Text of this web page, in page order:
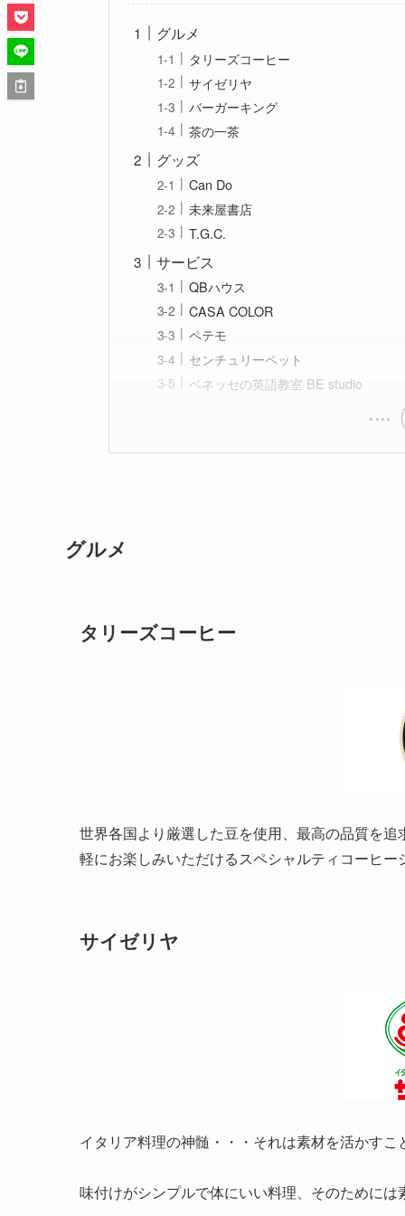
グルメ
タリーズコーヒー
サイゼリヤ
バーガーキング
茶の一茶
グッズ
Can Do
未来屋書店
T.G.C.
サービス
QBハウス
CASA COLOR
ペテモ
センチュリーペット
ベネッセの英語教室 BE studio
グルメ
タリーズコーヒー
世界各国より厳選した豆を使用、最高の品質を
軽にお楽しみいただけるスペシャルティコーヒー
サイゼリヤ
イタリア料理の神髄・・・それは素材を活かすこ
味付けがシンプルで体にいい料理、そのためには